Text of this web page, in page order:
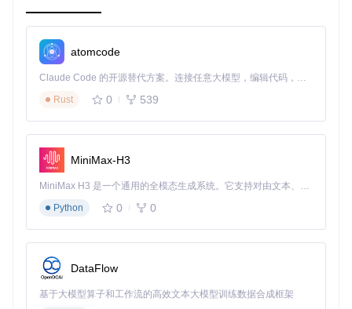
键还原复杂窗口状态的功能。
创新方案：SRWE的四大突破性功能
SRWE最引人注目的功能是其动态分辨率调整能力。与传统工
具只能在预设分辨率中选择不同，SRWE允许用户输入任意数
值的宽高参数，甚至可以设置超出显示器物理分辨率的虚拟尺
t Area）而非简单的窗口缩放，确保内容渲染质量不受损失。
分辨率"区域输入2560×1440数值，勾选"保持纵横比"选
项，点击"应用"按钮即可将1080p窗口无损放大至2K分辨率
显示。
atomcode
Claude Code 的开源替代方案。连接任意大模型，编辑代码，运行命令，自动验证 — 全自动执行。用 Rust 构建，极致性能。 ｜ An open-source alternative to Claude Code. Connect any LLM, edit code, run commands, and verify changes — autonomously. Built in Rust for speed. Get Started
Rust
0 539
MiniMax-H3
MiniMax H3 是一个通用的全模态生成系统。它支持对由文本、图像、视频和音频组成的多模态上下文进行统一理解，并能生成分辨率高达 2K、时长可达 15 秒的带原生立体声音频的视频。得益于面向任务泛化的系统设计，H3 在预训练阶段就已具备广泛的多模态上下文理解与生成能力，能够出色地执行复杂的多模态指令。
Python
0 0
DataFlow
基于大模型算子和工作流的高效文本大模型训练数据合成框架